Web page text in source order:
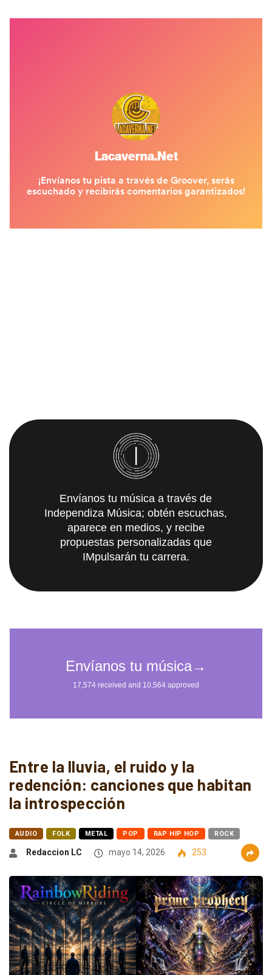
Envíanos tu música a través de
Independiza Música; obtén escuchas,
aparece en medios, y recibe
propuestas personalizadas que
IMpulsarán tu carrera.
Entre la lluvia, el ruido y la
redención: canciones que habitan
la introspección
AUDIO FOLK METAL POP RAP HIP HOP ROCK
Redaccion LC mayo 14, 2026 253